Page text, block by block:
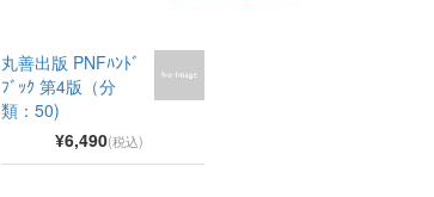
丸善出版 PNFﾊﾝﾄﾞ
ﾌﾞｯｸ 第4版（分
類：50)
¥6,490(税込)